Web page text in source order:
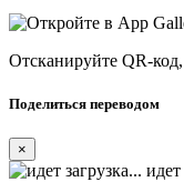
Отсканируйте QR-
Поделиться переводом
×
идет